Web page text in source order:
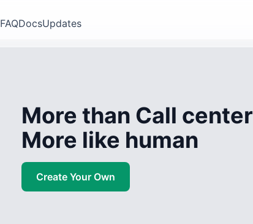
FAQDocsUpdates
More than Call center
More like human
Create Your Own